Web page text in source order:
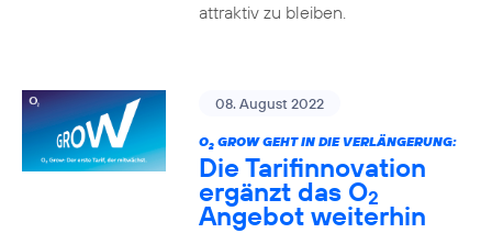
attraktiv zu bleiben.
08. August 2022
O2GROW GEHT IN DIE VERLÄNGERUNG:
Die Tarifinnovation
ergänzt das O2
Angebot weiterhin